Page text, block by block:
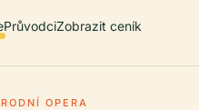
PrůvodciZobrazit ceník
OPERA